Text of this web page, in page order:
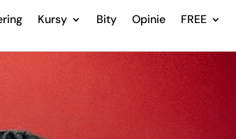
Kursy Bity Opinie FREE